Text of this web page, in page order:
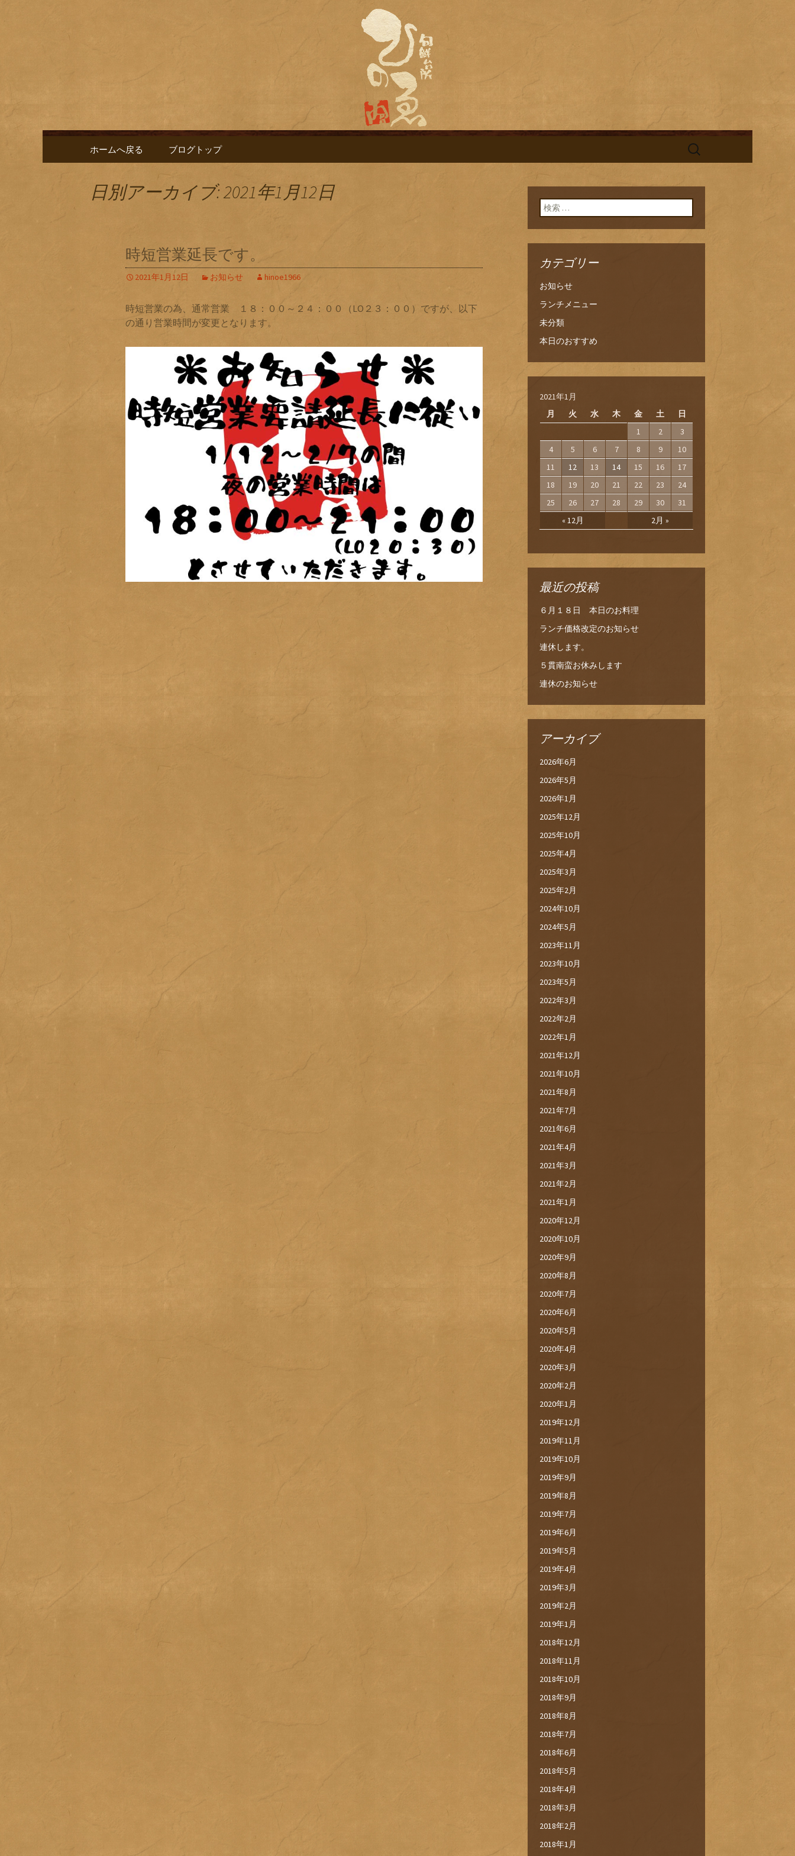
名古屋市栄にある居酒屋「旬鮮台所ひの
ゑ」のブログ
名古屋市栄にある居酒屋「旬鮮台所ひのゑ（ひのえ）」。豊富な焼酎と海鮮料理を中心とした、お酒
に合う肴を楽しめるお店です。季節で変わるおすすめメニューや日替わりランチの新着情報を随時更
新中。
コンテンツへ移動
ホームへ戻る ブログトップ
検
日別アーカイブ: 2021年1月12日
時短営業延長です。
2021年1月12日 お知らせ hinoe1966
時短営業の為、通常営業 １８：００～２４：００（LO２３：００）ですが、以下
の通り営業時間が変更となります。
検索:
カテゴリー
お知らせ
ランチメニュー
未分類
本日のおすすめ
2021年1月
月
火 水 木 金 土 日
« 12月 2月 »
1 2
3
4
5 6 7 8 9
10
11
12 13 14 15 16
17
18
19 20 21 22 23
24
25
26 27 28 29 30 31
最近の投稿
６月１８日 本日のお料理
ランチ価格改定のお知らせ
連休します。
５貫南蛮お休みします
連休のお知らせ
アーカイブ
2026年6月
2026年5月
2026年1月
2025年12月
2025年10月
2025年4月
2025年3月
2025年2月
2024年10月
2024年5月
2023年11月
2023年10月
2023年5月
2022年3月
2022年2月
2022年1月
2021年12月
2021年10月
2021年8月
2021年7月
2021年6月
2021年4月
2021年3月
2021年2月
2021年1月
2020年12月
2020年10月
2020年9月
2020年8月
2020年7月
2020年6月
2020年5月
2020年4月
2020年3月
2020年2月
2020年1月
2019年12月
2019年11月
2019年10月
2019年9月
2019年8月
2019年7月
2019年6月
2019年5月
2019年4月
2019年3月
2019年2月
2019年1月
2018年12月
2018年11月
2018年10月
2018年9月
2018年8月
2018年7月
2018年6月
2018年5月
2018年4月
2018年3月
2018年2月
2018年1月